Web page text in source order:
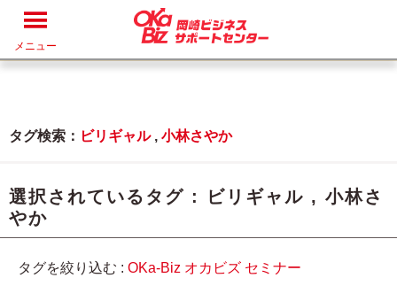
メニュー
タグ検索： ビリギャル, 小林さやか
選択されているタグ : ビリギャル , 小林さ
やか
タグを絞り込む : OKa-Biz オカビズ セミナー